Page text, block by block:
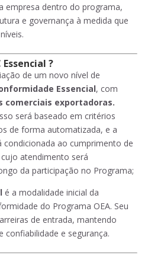
empresa dentro do programa,
e governança à medida que
Essencial ?
de um novo nível de
Essencial, com
comerciais exportadoras.
será baseado em critérios
de forma automatizada, e a
condicionada ao cumprimento de
atendimento será
da participação no Programa;
é a modalidade inicial da
do Programa OEA. Seu
de entrada, mantendo
confiabilidade e segurança.